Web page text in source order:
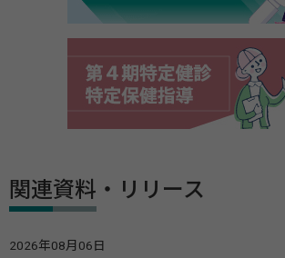
関連資料・リリース
2026年08月06日